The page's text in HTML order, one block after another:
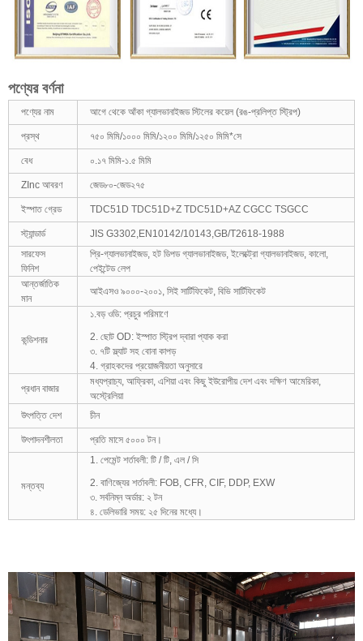
পণ্যের বর্ণনা
পণ্যের নাম আগে থেকে আঁকা গ্যালভানাইজড স্টিলের কয়েল (রঙ-প্রলিপ্ত স্ট্রিপ)
প্রস্থ ৭৫০ মিমি/১০০০ মিমি/১২০০ মিমি/১২৫০ মিমি*সে
বেধ ০.১৭ মিমি-১.৫ মিমি
ZInc আবরণ জেড৮০-জেড২৭৫
ইস্পাত গ্রেড TDC51D TDC51D+Z TDC51D+AZ CGCC TSGCC
স্ট্যান্ডার্ড
JIS G3302,EN10142/10143,GB/T2618-1988
সারফেস
ফিনিশ
প্রি-গ্যালভানাইজড, হট ডিপড গ্যালভানাইজড, ইলেক্ট্রো গ্যালভানাইজড, কালো,
পেইন্টেড লেপ
আন্তর্জাতিক
মান
আইএসও ৯০০০-২০০১, সিই সার্টিফিকেট, বিভি সার্টিফিকেট
কন্ডিশনার
১.বড় ওডি: প্রচুর পরিমাণে
2. ছোট OD: ইস্পাত স্ট্রিপ দ্বারা প্যাক করা
৩. ৭টি স্ল্যাট সহ বোনা কাপড়
4. গ্রাহকদের প্রয়োজনীয়তা অনুসারে
প্রধান বাজার
মধ্যপ্রাচ্য, আফ্রিকা, এশিয়া এবং কিছু ইউরোপীয় দেশ এবং দক্ষিণ আমেরিকা,
অস্ট্রেলিয়া
উৎপত্তি দেশ
চীন
উৎপাদনশীলতা প্রতি মাসে ৫০০০ টন।
মন্তব্য
1. পেমেন্ট শর্তাবলী: টি / টি, এল / সি
2. বাণিজ্যের শর্তাবলী: FOB, CFR, CIF, DDP, EXW
৩. সর্বনিম্ন অর্ডার: ২ টন
৪. ডেলিভারি সময়: ২৫ দিনের মধ্যে।